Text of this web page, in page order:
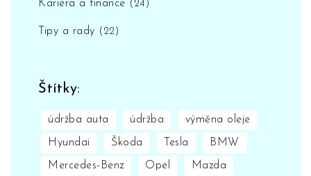
Kariéra a finance (24)
Tipy a rady (22)
Štítky:
údržba auta údržba výměna oleje
Hyundai Škoda Tesla BMW
Mercedes-Benz Opel Mazda